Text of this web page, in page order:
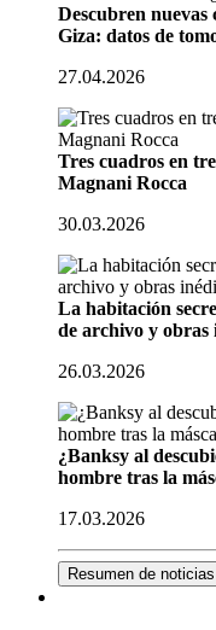
Descubren nuevas
Giza: datos de
27.04.2026
Tres cuadros en
Magnani Rocca
30.03.2026
La habitación
de archivo y obras
26.03.2026
¿Banksy al
hombre tras la
17.03.2026
Resumen de noticias